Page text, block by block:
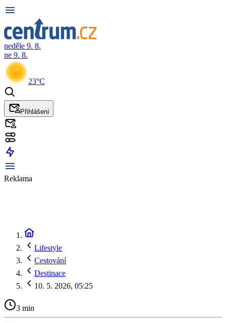
neděle 9. 8.
ne 9. 8.
23°C
Přihlášení
Reklama
Lifestyle
Cestování
Destinace
10. 5. 2026, 05:25
3 min